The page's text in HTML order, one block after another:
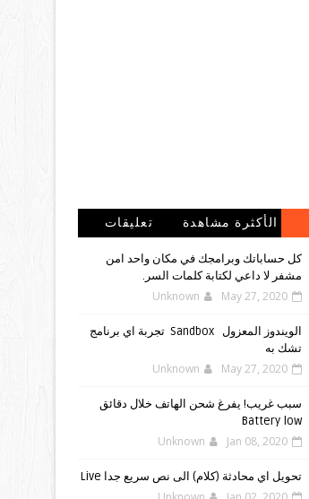
الأكثرة مشاهدة تعليقات
كل حساباتك وبرامجك في مكان واحد امن
مشفر لا داعي لكتابة كلمات السر.
Unknown May 27, 2020
الويندوز ‏المعزول ‏Sandbox ‎ ‎ ‏ ‏تجربة ‏اي ‏برنامج
‏تشك ‏به
Unknown May 27, 2020
سبب غريب! يفرغ شحن الهاتف خلال دقائق
Battery low
Unknown Jan 08, 2020
تحويل اي محادثة (كلام) الى نص سريع جدا Live